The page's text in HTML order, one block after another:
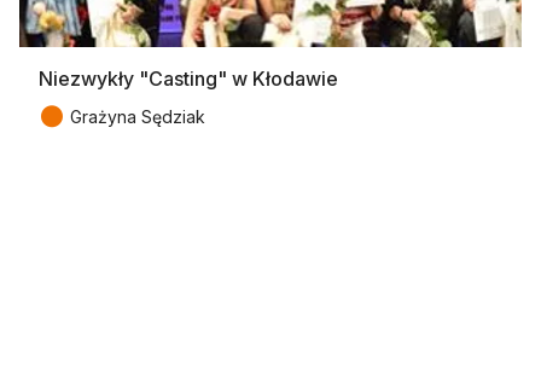
Niezwykły "Casting" w Kłodawie
● Grażyna Sędziak